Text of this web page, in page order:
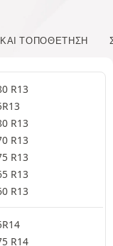
ΤΟΠΟΘΈΤΗΣΗ
R13
R13
R13
R13
R13
R13
R14